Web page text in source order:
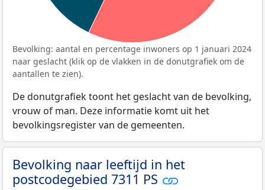
Bevolking: aantal en percentage inwoners op 1 januari 2024
naar geslacht (klik op de vlakken in de donutgrafiek om de
aantallen te zien).
De donutgrafiek toont het geslacht van de bevolking,
vrouw of man. Deze informatie komt uit het
bevolkingsregister van de gemeenten.
Bevolking naar leeftijd in het
postcodegebied 7311 PS